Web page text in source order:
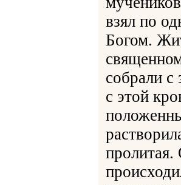
взял по
Богом.
собрали с
с этой